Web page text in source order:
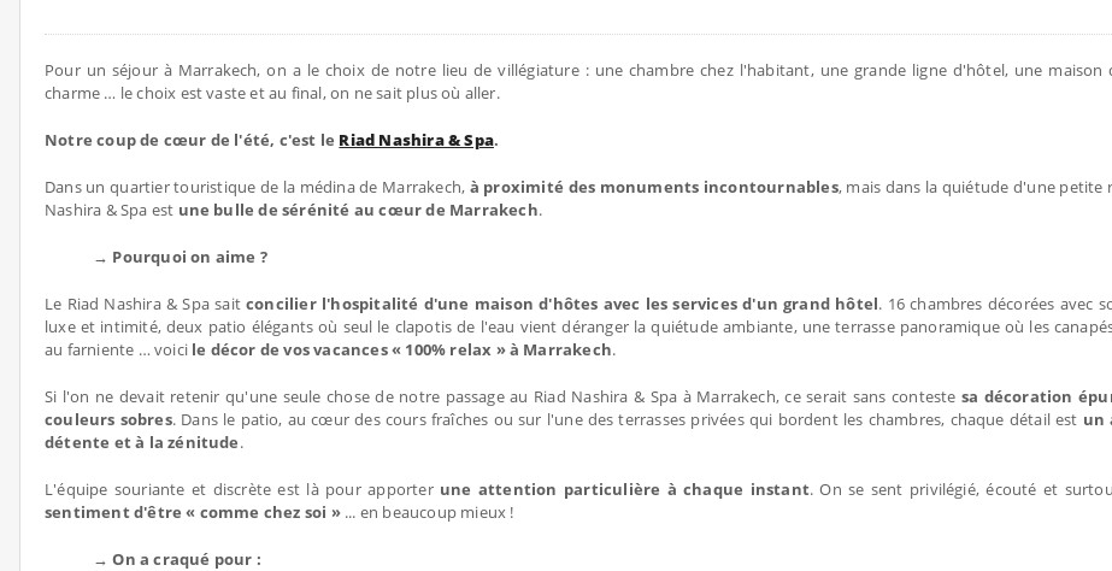
Pour un séjour à Marrakech, on a le choix de notre lieu de villégiature : une chambre chez l'habitant, une grande ligne d'hôtel, une maison
charme … le choix est vaste et au final, on ne sait plus où aller.
Notre coup de cœur de l'été, c'est le Riad Nashira & Spa.
Dans un quartier touristique de la médina de Marrakech, à proximité des monuments incontournables, mais dans la quiétude d'une petite
Nashira & Spa est une bulle de sérénité au cœur de Marrakech.
→ Pourquoi on aime ?
Le Riad Nashira & Spa saitconcilier l'hospitalité d'une maison d'hôtes avec les services d'un grand hôtel. 16 chambres décorées avec
luxe et intimité, deux patio élégants où seul le clapotis de l'eau vient déranger la quiétude ambiante, une terrasse panoramique où les
au farniente … voici le décor de vos vacances « 100% relax » à Marrakech.
Si l'on ne devait retenir qu'une seule chose de notre passage au Riad Nashira & Spa à Marrakech, ce serait sans conteste sa décoration
couleurs sobres. Dans le patio, au cœur des cours fraîches ou sur l'une des terrasses privées qui bordent les chambres, chaque détail est un
détente et à la zénitude.
L'équipe souriante et discrète est là pour apporter une attention particulière à chaque instant. On se sent privilégié, écouté et
sentiment d'être « comme chez soi »... en beaucoup mieux !
→ On a craqué pour :